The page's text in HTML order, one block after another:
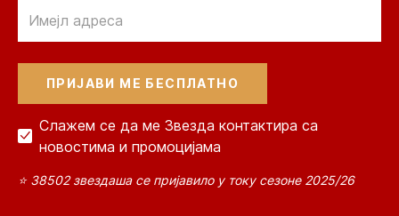
Слажем се да ме Звезда контактира са
новостима и промоцијама
⭐ 38502 звездаша се пријавило у току сезоне 2025/26